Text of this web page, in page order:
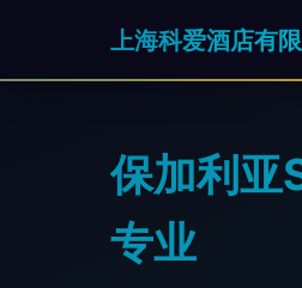
上海科爱酒店有
保加利亚
专业